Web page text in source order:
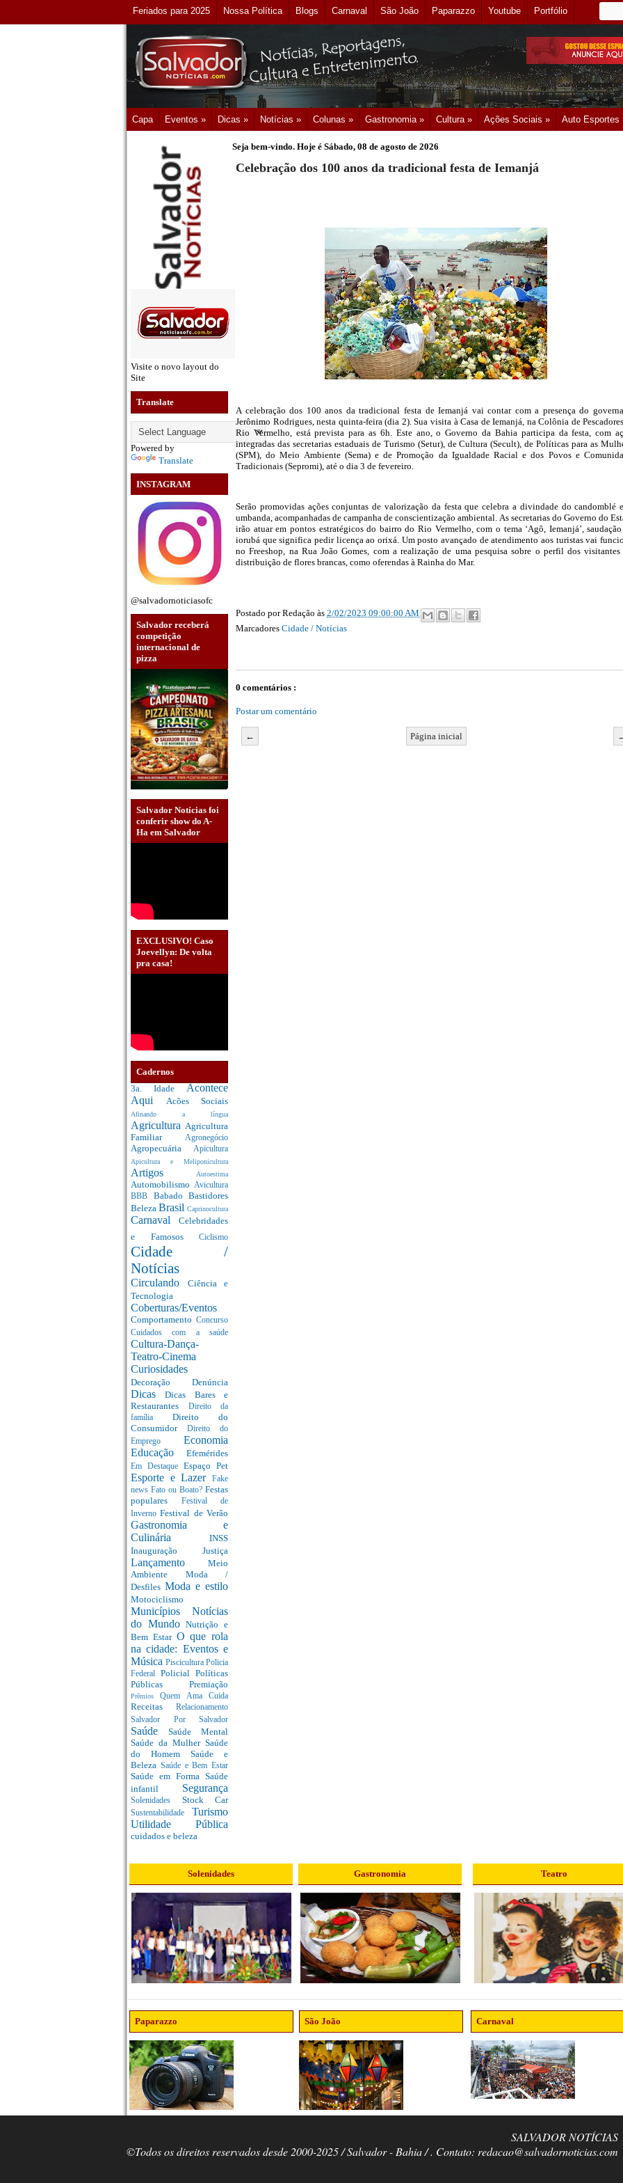
Feriados para 2025 Nossa Política Blogs Carnaval São João Paparazzo Youtube Portfólio
Capa Eventos » Dicas » Notícias » Colunas » Gastronomia » Cultura » Ações Sociais » Auto Esportes
Visite o novo layout do
Site
Translate
Powered by
Translate
INSTAGRAM
@salvadornoticiasofc
Salvador receberá
competição
internacional de
pizza
Salvador Notícias foi
conferir show do A-
Ha em Salvador
EXCLUSIVO! Caso
Joevellyn: De volta
pra casa!
Cadernos
3a. Idade Acontece
Aqui Acões Sociais
Afinando a língua
Agricultura Agricultura
Familiar Agronegócio
Agropecuária Apicultura
Apicultura e Meliponicultura
Artigos Autoestima
Automobilismo Avicultura
BBB Babado Bastidores
Beleza Brasil Caprinocultura
Carnaval Celebridades
e Famosos Ciclismo
Cidade /
Notícias
Circulando Ciência e
Tecnologia
Coberturas/Eventos
Comportamento Concurso
Cuidados com a saúde
Cultura-Dança-
Teatro-Cinema
Curiosidades
Decoração Denúncia
DicasDicas Bares e
Restaurantes
Direito da
família Direito do
Consumidor Direito do
Emprego Economia
Educação Efemérides
Em Destaque Espaço Pet
Esporte e Lazer
Fake
news Fato ou Boato? Festas
populares
Festival de
InvernoFestival de Verão
Gastronomia e
Culinária INSS
Inauguração Justiça
Lançamento Meio
Ambiente Moda /
Desfiles Moda e estilo
Motociclismo
Municípios Notícias
do MundoNutrição e
Bem Estar O que rola
na cidade: Eventos e
Música Piscicultura Policia
Federal Policial Políticas
Públicas Premiação
PrêmiosQuem Ama Cuida
Receitas Relacionamento
Salvador Por Salvador
Saúde Saúde Mental
Saúde da Mulher Saúde
do Homem Saúde e
Beleza Saúde e Bem Estar
Saúde em Forma Saúde
infantil Segurança
Solenidades Stock Car
Sustentabilidade Turismo
Utilidade Pública
cuidados e beleza
Seja bem-vindo. Hoje é Sábado, 08 de agosto de 2026
Celebração dos 100 anos da tradicional festa de Iemanjá
A celebração dos 100 anos da tradicional festa de Iemanjá vai contar com a presença do
Jerônimo Rodrigues, nesta quinta-feira (dia 2). Sua visita à Casa de Iemanjá, na Colônia de
Rio Vermelho, está prevista para as 6h. Este ano, o Governo da Bahia participa da festa, com
integradas das secretarias estaduais de Turismo (Setur), de Cultura (Secult), de Políticas para as
(SPM), do Meio Ambiente (Sema) e de Promoção da Igualdade Racial e dos Povos e
Tradicionais (Sepromi), até o dia 3 de fevereiro.
Serão promovidas ações conjuntas de valorização da festa que celebra a divindade do candomblé
umbanda, acompanhadas de campanha de conscientização ambiental. As secretarias do Governo do
irão atuar em pontos estratégicos do bairro do Rio Vermelho, com o tema ‘Agô, Iemanjá’,
iorubá que significa pedir licença ao orixá. Um posto avançado de atendimento aos turistas vai
no Freeshop, na Rua João Gomes, com a realização de uma pesquisa sobre o perfil dos
distribuição de flores brancas, como oferendas à Rainha do Mar.
Postado porRedação às 2/02/2023 09:00:00 AM
Marcadores Cidade / Notícias
0 comentários :
Postar um comentário
← Página inicial
Solenidades Gastronomia Teatro
Paparazzo São João Carnaval
SALVADOR NOTÍCIAS
©Todos os direitos reservados desde 2000-2025 / Salvador - Bahia / . Contato: redacao@salvadornoticias.com